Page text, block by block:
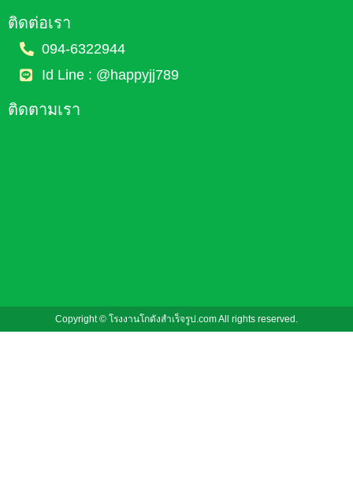
ติดต่อเรา
094-6322944
Id Line : @happyjj789
ติดตามเรา
Copyright © โรงงานโกดังสําเร็จรูป.com All rights reserved.